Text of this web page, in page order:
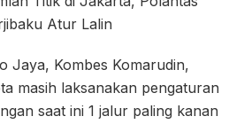
Jaya, Kombes Komarudin,
masih laksanakan pengaturan
saat ini 1 jalur paling kanan